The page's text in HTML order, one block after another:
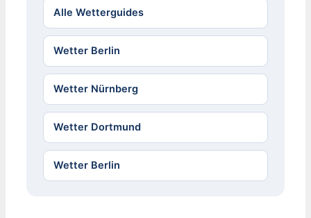
Alle Wetterguides
Wetter Berlin
Wetter Nürnberg
Wetter Dortmund
Wetter Berlin